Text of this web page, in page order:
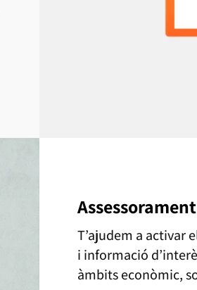
Assessorament
T’ajudem a activar
i informació
àmbits econòmic,